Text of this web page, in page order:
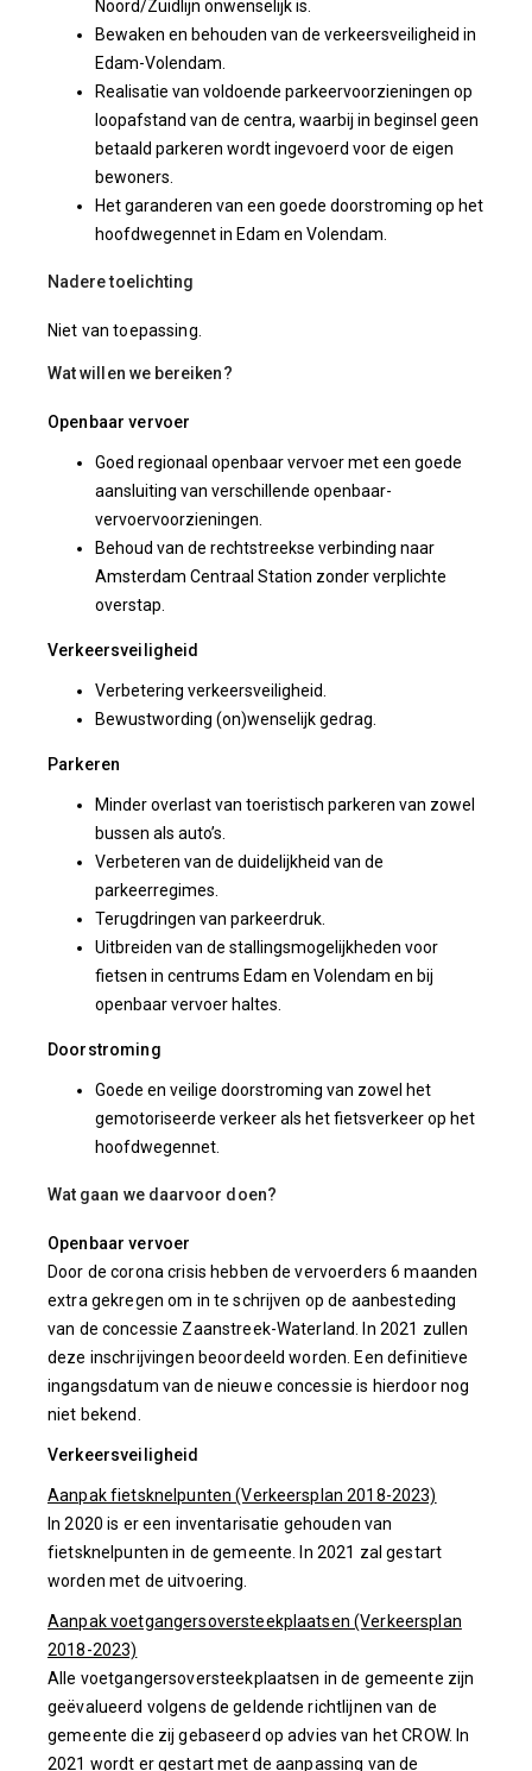
Noord/Zuidlijn onwenselijk is.
Bewaken en behouden van de verkeersveiligheid in
Edam-Volendam.
Realisatie van voldoende parkeervoorzieningen op
loopafstand van de centra, waarbij in beginsel geen
betaald parkeren wordt ingevoerd voor de eigen
bewoners.
Het garanderen van een goede doorstroming op het
hoofdwegennet in Edam en Volendam.
Nadere toelichting
Niet van toepassing.
Wat willen we bereiken?
Openbaar vervoer
Goed regionaal openbaar vervoer met een goede
aansluiting van verschillende openbaar-
vervoervoorzieningen.
Behoud van de rechtstreekse verbinding naar
Amsterdam Centraal Station zonder verplichte
overstap.
Verkeersveiligheid
Verbetering verkeersveiligheid.
Bewustwording (on)wenselijk gedrag.
Parkeren
Minder overlast van toeristisch parkeren van zowel
bussen als auto’s.
Verbeteren van de duidelijkheid van de
parkeerregimes.
Terugdringen van parkeerdruk.
Uitbreiden van de stallingsmogelijkheden voor
fietsen in centrums Edam en Volendam en bij
openbaar vervoer haltes.
Doorstroming
Goede en veilige doorstroming van zowel het
gemotoriseerde verkeer als het fietsverkeer op het
hoofdwegennet.
Wat gaan we daarvoor doen?
Openbaar vervoer
Door de corona crisis hebben de vervoerders 6 maanden
extra gekregen om in te schrijven op de aanbesteding
van de concessie Zaanstreek-Waterland. In 2021 zullen
deze inschrijvingen beoordeeld worden. Een definitieve
ingangsdatum van de nieuwe concessie is hierdoor nog
niet bekend.
Verkeersveiligheid
Aanpak fietsknelpunten (Verkeersplan 2018-2023)
In 2020 is er een inventarisatie gehouden van
fietsknelpunten in de gemeente. In 2021 zal gestart
worden met de uitvoering.
Aanpak voetgangersoversteekplaatsen (Verkeersplan
2018-2023)
Alle voetgangersoversteekplaatsen in de gemeente zijn
geëvalueerd volgens de geldende richtlijnen van de
gemeente die zij gebaseerd op advies van het CROW. In
2021 wordt er gestart met de aanpassing van de